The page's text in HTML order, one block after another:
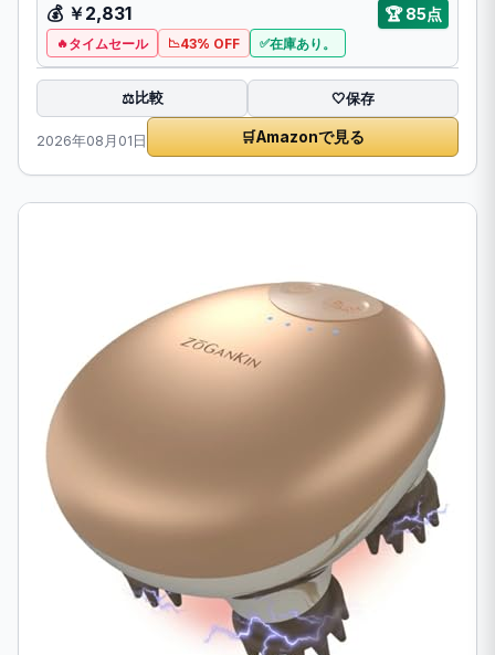
💰 ￥2,831 🏆85点
タイムセール 43% OFF 在庫あり。
⚖️比較 🤍保存
2026年08月01日 🛒Amazonで見る